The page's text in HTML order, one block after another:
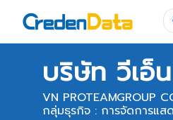
บริษัท วีเอ็
VN PROTEAMGROUP
กลุ่มธุรกิจ : การจัดการแส